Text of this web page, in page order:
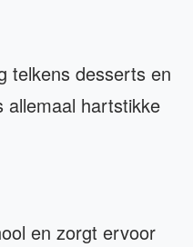
telkens desserts en
allemaal hartstikke
en zorgt ervoor